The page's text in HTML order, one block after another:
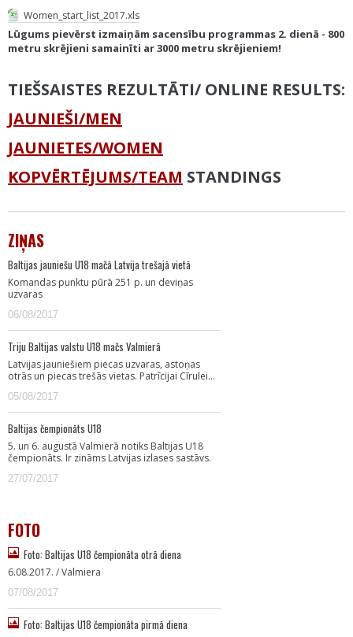
Women_start_list_2017.xls
Lūgums pievērst izmaiņām sacensību programmas 2. dienā - 800
metru skrējieni samainīti ar 3000 metru skrējieniem!
TIEŠSAISTES REZULTĀTI/ ONLINE RESULTS:
JAUNIEŠI/MEN
JAUNIETES/WOMEN
KOPVĒRTĒJUMS/TEAM STANDINGS
ZIŅAS
Baltijas jauniešu U18 mačā Latvija trešajā vietā
Komandas punktu pūrā 251 p. un deviņas
uzvaras
06/08/2017
Triju Baltijas valstu U18 mačs Valmierā
Latvijas jauniešiem piecas uzvaras, astoņas
otrās un piecas trešās vietas. Patrīcijai Cīrulei…
05/08/2017
Baltijas čempionāts U18
5. un 6. augustā Valmierā notiks Baltijas U18
čempionāts. Ir zināms Latvijas izlases sastāvs.
27/07/2017
FOTO
Foto: Baltijas U18 čempionāta otrā diena
6.08.2017. / Valmiera
07/08/2017
Foto: Baltijas U18 čempionāta pirmā diena